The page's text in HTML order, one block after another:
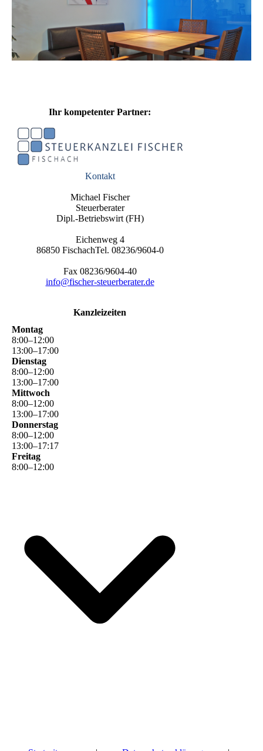
Ihr kompetenter Partner:
Kontakt
Michael Fischer
Steuerberater
Dipl.-Betriebswirt (FH)
Eichenweg 4
86850 FischachTel. 08236/9604-0
Fax 08236/9604-40
info@fischer-steuerberater.de
Kanzleizeiten
Montag
8:00–12:00
13:00–17:00
Dienstag
8:00–12:00
13:00–17:00
Mittwoch
8:00–12:00
13:00–17:00
Donnerstag
8:00–12:00
13:00–17:17
Freitag
8:00–12:00